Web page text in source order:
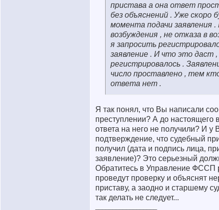
пристава а она ответ
без объяснений . Уже скоро
момента подачи заявления
возбуждения , не отказа в
я запросить
заявление . И что это даст ,
регистрировалось .
число проставлено , тем
ответа нет .
Я так понял, что Вы написали
преступлении? А до настоящего
ответа на него не получили? И у
подтверждение, что судебный
получил (дата и подпись лица,
заявление)? Это серьезный
Обратитесь в Управление ФССП
проведут проверку и объяснят
приставу, а заодно и старшему
так делать не следует...